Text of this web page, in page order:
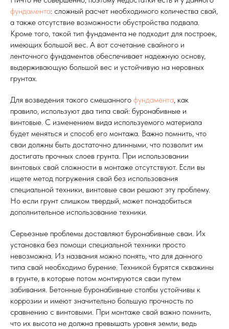
фундамента: сложный расчет необходимого количества свай,
а также отсутствие возможности обустройства подвала.
Кроме того, такой тип фундамента не подходит для построек,
имеющих большой вес. А вот сочетание свайного и
ленточного фундаментов обеспечивает надежную основу,
выдерживающую большой вес и устойчивую на неровных
грунтах.
Для возведения такого смешанного фундамента, как
правило, используют два типа свай: буронабивные и
винтовые. С изменением вида используемого материала
будет меняться и способ его монтажа. Важно помнить, что
сваи должны быть достаточно длинными, что позволит им
достигать прочных слоев грунта. При использовании
винтовых свай сложности в монтаже отсутствуют. Если вы
ищете метод погружения свай без использования
специальной техники, винтовые сваи решают эту проблему.
Но если грунт слишком твердый, может понадобиться
дополнительное использование техники.
Серьезные проблемы доставляют буронабивные сваи. Их
установка без помощи специальной техники просто
невозможна. Из названия можно понять, что для данного
типа свай необходимо бурение. Техникой бурятся скважины
в грунте, в которые потом монтируются сваи путем
забивания. Бетонные буронабивные столбы устойчивы к
коррозии и имеют значительно большую прочность по
сравнению с винтовыми. При монтаже свай важно помнить,
что их высота не должна превышать уровня земли, ведь